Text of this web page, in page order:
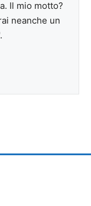
Il mio motto?
neanche un